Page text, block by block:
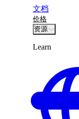
文档
价格
资源
Learn